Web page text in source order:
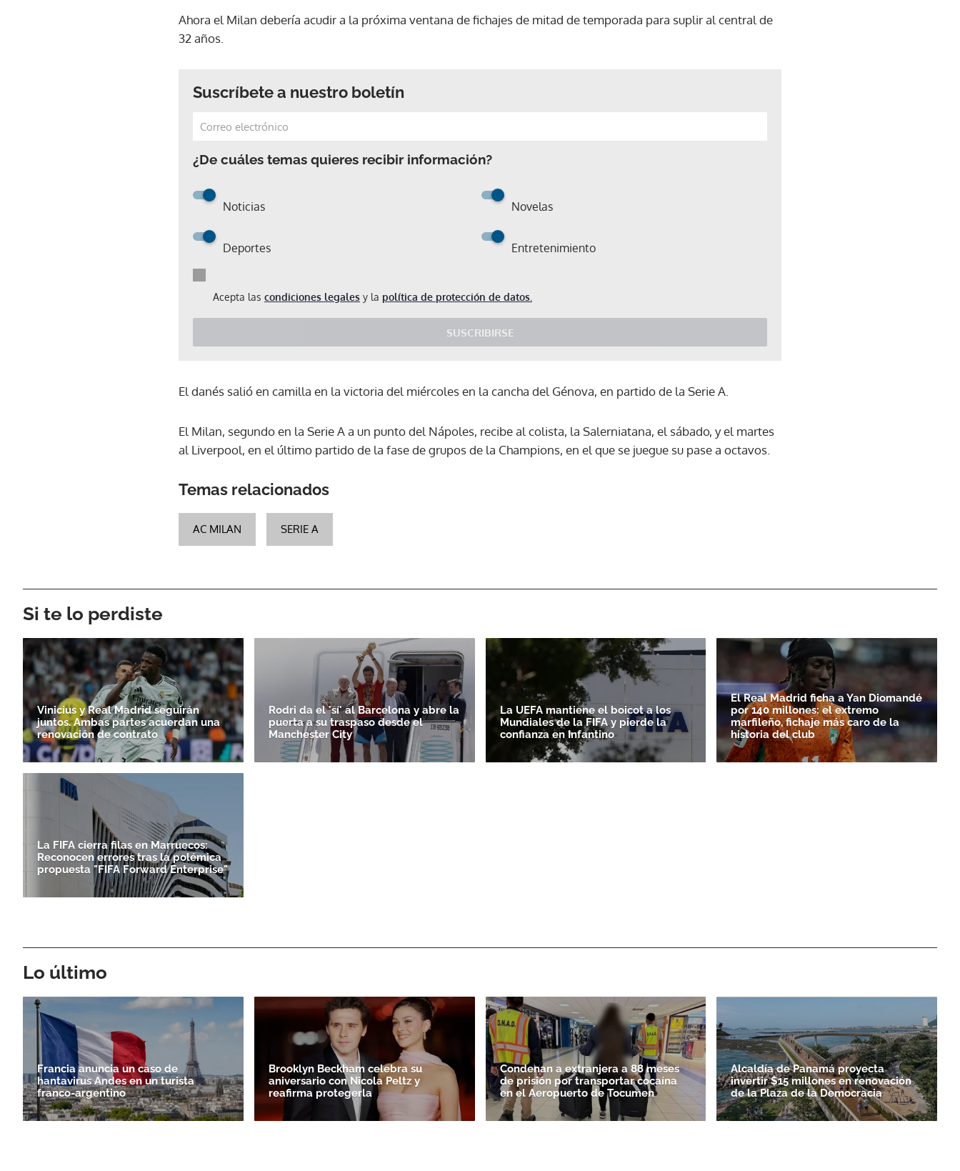
Ahora el Milan debería acudir a la próxima ventana de fichajes de mitad de temporada para suplir al central de
32 años.
Suscríbete a nuestro boletín
¿De cuáles temas quieres recibir información?
Noticias Novelas
Deportes Entretenimiento
Acepta las condiciones legales y la política de protección de datos.
SUSCRIBIRSE
Gracias por suscribirte a nuestro boletín.
El danés salió en camilla en la victoria del miércoles en la cancha del Génova, en partido de la Serie A.
El Milan, segundo en la Serie A a un punto del Nápoles, recibe al colista, la Salerniatana, el sábado, y el martes
al Liverpool, en el último partido de la fase de grupos de la Champions, en el que se juegue su pase a octavos.
Temas relacionados
AC MILAN SERIE A
Si te lo perdiste
Vinicius y Real Madrid seguirán
juntos. Ambas partes acuerdan una
renovación de contrato
Rodri da el 'sí' al Barcelona y abre la
puerta a su traspaso desde el
Manchester City
La UEFA mantiene el boicot a los
Mundiales de la FIFA y pierde la
confianza en Infantino
El Real Madrid ficha a Yan Diomandé
por 140 millones: el extremo
marfileño, fichaje más caro de la
historia del club
La FIFA cierra filas en Marruecos:
Reconocen errores tras la polémica
propuesta "FIFA Forward Enterprise"
Lo último
Francia anuncia un caso de
hantavirus Andes en un turista
franco-argentino
Brooklyn Beckham celebra su
aniversario con Nicola Peltz y
reafirma protegerla
Condenan a extranjera a 88 meses
de prisión por transportar cocaína
en el Aeropuerto de Tocumen
Alcaldía de Panamá proyecta
invertir $15 millones en renovación
de la Plaza de la Democracia